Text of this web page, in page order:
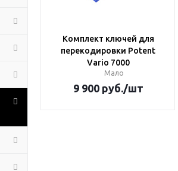
Комплект ключей для
перекодировки Potent
Vario 7000
Мало
9 900руб./шт